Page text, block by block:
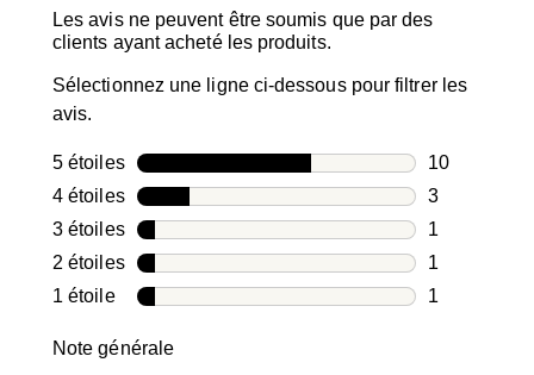
Les avis ne peuvent être soumis que par des
clients ayant acheté les produits.
Sélectionnez une ligne ci-dessous pour filtrer les
avis.
5 étoilesétoiles
10
10 avis
4 étoilesétoiles
3
3 avis avec
3 étoilesétoiles
1
1 avis avec
2 étoilesétoiles
1
1 avis avec
1 étoileétoiles
1
Note générale